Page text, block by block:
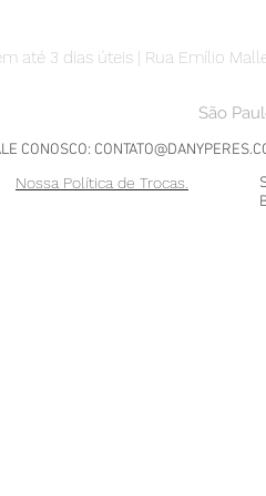
até 3 dias úteis | Rua Emílio
São
CONOSCO:
Nossa Política de Trocas.